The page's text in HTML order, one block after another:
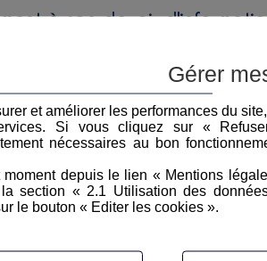
à son devoir
à ses obligations envers
(CA Aix en Provence 15-12-2022 n°18-
assurer son bien, par le biais d’un
portant reconnaissance de l’état de
et à la réhydratation des sols était
déclaration de sinistre auprès du
Estimant ensuite que les
des fissures.
Tribunal la désignation d’un expert
Gérer
et améliorer les performances du
Si vous cliquez sur «
nécessaires au bon
moment depuis le lien « Mentions
section « 2.1 Utilisation des
le bouton « Editer les cookies ».